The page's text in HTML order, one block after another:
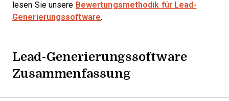
lesen Sie unsere Bewertungsmethodik für Lead-
Generierungssoftware.
Lead-Generierungssoftware
Zusammenfassung